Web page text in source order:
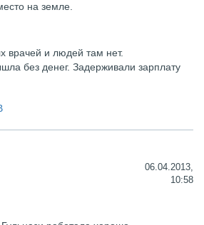
на земле.
врачей и людей там нет.
без денег. Задерживали зарплату
06.04.2013,
10:58